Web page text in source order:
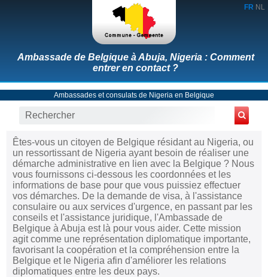
FR NL
Ambassade de Belgique à Abuja, Nigeria : Comment
entrer en contact ?
Ambassades et consulats de Nigeria en Belgique
Êtes-vous un citoyen de Belgique résidant au Nigeria, ou
un ressortissant de Nigeria ayant besoin de réaliser une
démarche administrative en lien avec la Belgique ? Nous
vous fournissons ci-dessous les coordonnées et les
informations de base pour que vous puissiez effectuer
vos démarches. De la demande de visa, à l'assistance
consulaire ou aux services d'urgence, en passant par les
conseils et l'assistance juridique, l'Ambassade de
Belgique à Abuja est là pour vous aider. Cette mission
agit comme une représentation diplomatique importante,
favorisant la coopération et la compréhension entre la
Belgique et le Nigeria afin d'améliorer les relations
diplomatiques entre les deux pays.